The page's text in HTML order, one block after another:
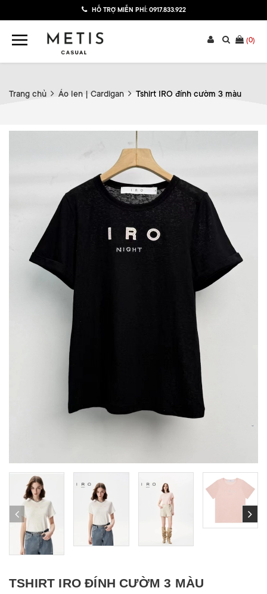
HỖ TRỢ MIỄN PHÍ: 0917.833.922
(0)
Trang chủ Áo len | Cardigan Tshirt IRO đính cườm 3 màu
TSHIRT IRO ĐÍNH CƯỜM 3 MÀU